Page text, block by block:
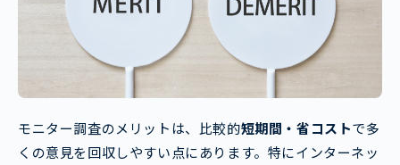
モニター調査のメリットは、比較的短期間・省コストで多
くの意見を回収しやすい点にあります。特にインターネッ